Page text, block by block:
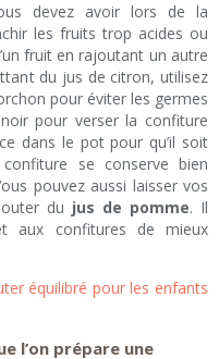
devez avoir lors de la
les fruits trop acides ou
fruit en rajoutant un autre
du jus de citron, utilisez
pour éviter les germes
pour verser la confiture
dans le pot pour qu’il soit
se conserve bien
pouvez aussi laisser vos
du jus de pomme. Il
aux confitures de mieux
équilibré pour les enfants
l’on prépare une